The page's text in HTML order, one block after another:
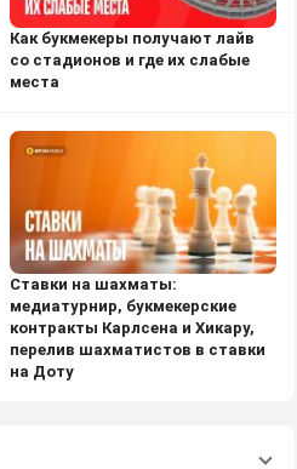
Как букмекеры получают лайв
со стадионов и где их слабые
места
Ставки на шахматы:
медиатурнир, букмекерские
контракты Карлсена и Хикару,
перелив шахматистов в ставки
на Доту